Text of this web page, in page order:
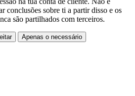
conclusões sobre ti a partir disso e os
são partilhados com terceiros.
Apenas o necessário